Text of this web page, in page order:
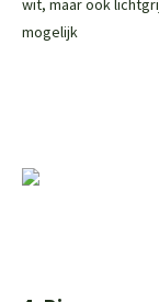
wit, maar ook
mogelijk